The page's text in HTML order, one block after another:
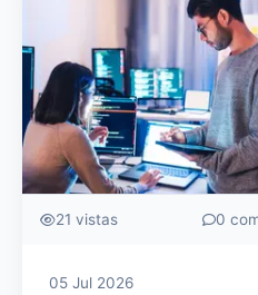
21 vistas 0
05 Jul 2026